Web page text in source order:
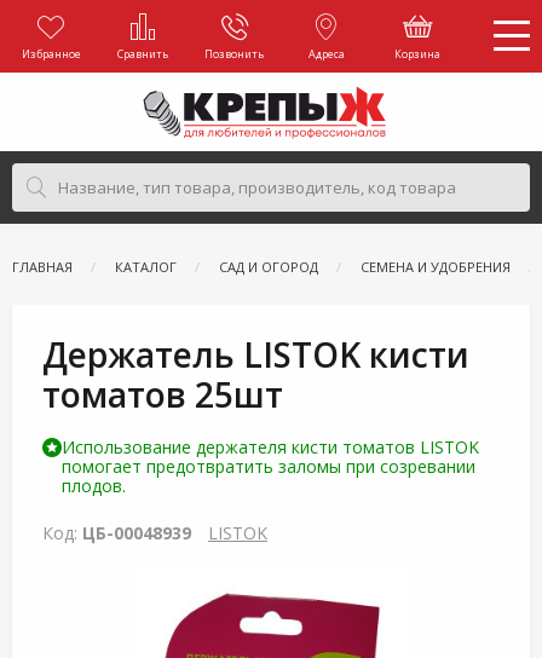
Избранное Сравнить Позвонить Адреса Корзина
ГЛАВНАЯ КАТАЛОГ САД И ОГОРОД СЕМЕНА И УДОБРЕНИЯ
Держатель LISTOK кисти
томатов 25шт
Использование держателя кисти томатов LISTOK
помогает предотвратить заломы при созревании
плодов.
Код: ЦБ-00048939 LISTOK